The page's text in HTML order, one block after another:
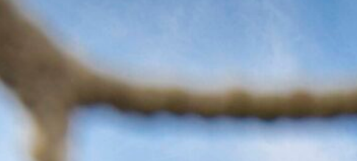
strada è lunga’
6 Agosto 2026
Juve, la squadra è arrivata a Perth:
foto e autografi con i tifosi (VIDEO)